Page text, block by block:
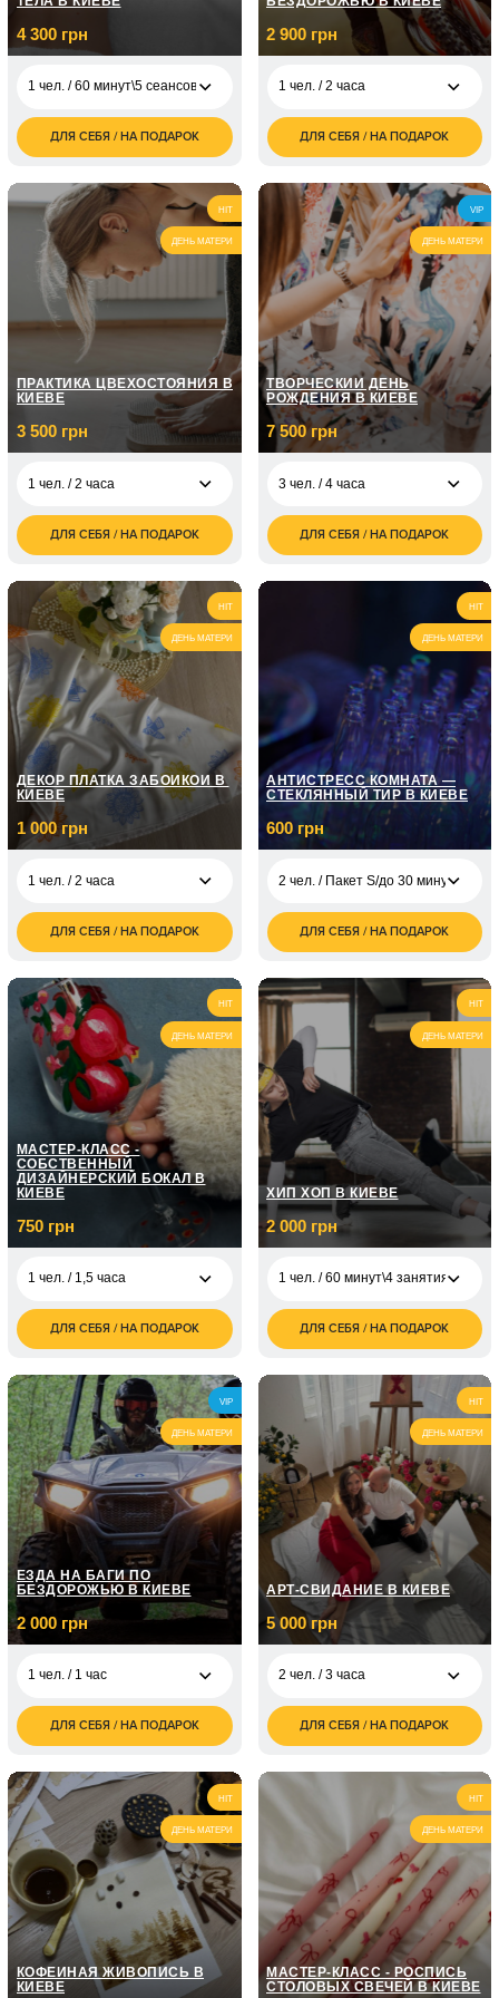
4 300 грн
1 чел. / 60 минут\5 сеансов
1 чел. / 60 минут\5
сеансов
грн
1 чел. / 60 минут\10
сеансов
8 100
грн
ДЛЯ СЕБЯ / НА ПОДАРОК
2 900 грн
1 чел. / 2 часа
2 900
грн
1 чел. / 3 часа
3 600
грн
ДЛЯ СЕБЯ / НА ПОДАРОК
HIT
ДЕНЬ МАТЕРИ
ПРАКТИКА ЦВЕХОСТОЯНИЯ В
КИЕВЕ
3 500 грн
1 чел. / 2 часа
3 500
грн
1 чел. / 2 часа
1 500
грн
ДЛЯ СЕБЯ / НА ПОДАРОК
VIP
ДЕНЬ МАТЕРИ
ТВОРЧЕСКИЙ ДЕНЬ
РОЖДЕНИЯ В КИЕВЕ
7 500 грн
3 чел. / 4 часа
7 500
грн
12 500
грн
ДЛЯ СЕБЯ / НА ПОДАРОК
HIT
ДЕНЬ МАТЕРИ
ДЕКОР ПЛАТКА ЗАБОЙКОЙ В ​​
КИЕВЕ
1 000 грн
1 чел. / 2 часа
1 000
грн
2 чел. / 2 часа
2 000
грн
ДЛЯ СЕБЯ / НА ПОДАРОК
HIT
ДЕНЬ МАТЕРИ
АНТИСТРЕСС КОМНАТА —
СТЕКЛЯННЫЙ ТИР В КИЕВЕ
600 грн
2 чел. / Пакет S/до 30 минут
2 чел. / Пакет S/до
30 минут
грн
2 чел. / Пакет M/до
30 минут
900
грн
2 чел. / Пакет L/до 30
минут
1 200
грн
ДЛЯ СЕБЯ / НА ПОДАРОК
HIT
ДЕНЬ МАТЕРИ
МАСТЕР-КЛАСС -
СОБСТВЕННЫЙ
ДИЗАЙНЕРСКИЙ БОКАЛ В
КИЕВЕ
750 грн
1 чел. / 1,5 часа
грн
2 чел. / 1,5 часа
1 500
грн
ДЛЯ СЕБЯ / НА ПОДАРОК
HIT
ДЕНЬ МАТЕРИ
ХИП ХОП В КИЕВЕ
2 000 грн
1 чел. / 60 минут\4 занятия
1 чел. / 60 минут\4
занятия
грн
1 чел. / 60 минут\8
занятий
2 900
грн
1 чел. / 60 минут\12
занятий
4 000
ДЛЯ СЕБЯ / НА ПОДАРОК
VIP
ДЕНЬ МАТЕРИ
ЕЗДА НА БАГИ ПО
БЕЗДОРОЖЬЮ В КИЕВЕ
2 000 грн
1 чел. / 1 час
2 000
грн
2 чел. / 1 час\2
человека
4 000
грн
1 чел. / 2 часа
3 600
грн
2 чел. / 2 часа\2
человека
7 200
грн
ДЛЯ СЕБЯ / НА ПОДАРОК
HIT
ДЕНЬ МАТЕРИ
АРТ-СВИДАНИЕ В КИЕВЕ
5 000 грн
2 чел. / 3 часа
5 000
грн
ДЛЯ СЕБЯ / НА ПОДАРОК
HIT
ДЕНЬ МАТЕРИ
КОФЕЙНАЯ ЖИВОПИСЬ В
КИЕВЕ
HIT
ДЕНЬ МАТЕРИ
МАСТЕР-КЛАСС - РОСПИСЬ
СТОЛОВЫХ СВЕЧЕЙ В КИЕВЕ